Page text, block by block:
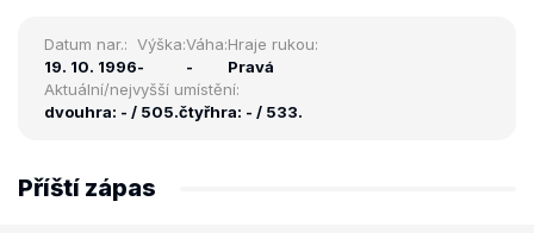
Datum nar.:
19. 10. 1996
Výška:
-
Váha:
-
Hraje rukou:
Pravá
Aktuální/nejvyšší umístění:
dvouhra: - / 505.čtyřhra: - / 533.
Příští zápas